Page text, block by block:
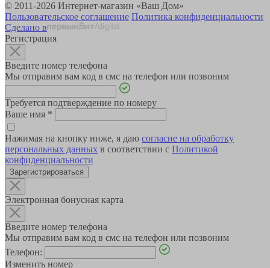
© 2011-2026 Интернет-магазин «Ваш Дом»
Пользовательское соглашение Политика конфиденциальности
Сделано в
Регистрация
Введите номер телефона
Мы отправим вам код в смс на телефон или позвоним
Требуется подтверждение по номеру
Ваше имя *
Нажимая на кнопку ниже, я даю согласие на обработку
персональных данных в соответствии с Политикой
конфиденциальности
Зарегистрироваться
Электронная бонусная карта
Введите номер телефона
Мы отправим вам код в смс на телефон или позвоним
Телефон:
Изменить номер